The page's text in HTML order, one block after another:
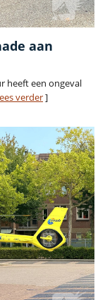
aan
heeft een ongeval
verder]